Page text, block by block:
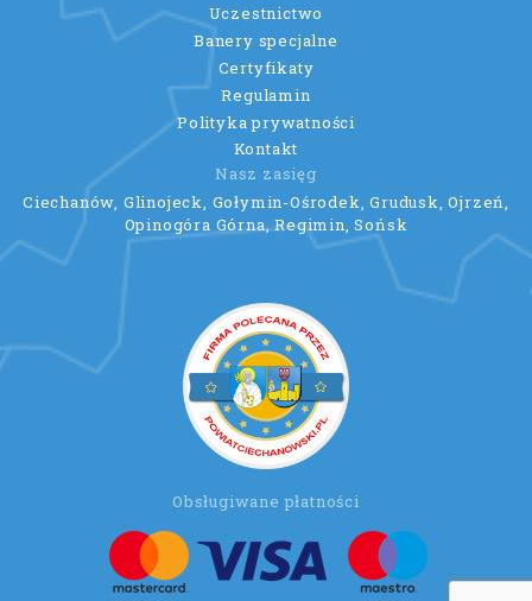
Uczestnictwo
Banery specjalne
Certyfikaty
Regulamin
Polityka prywatności
Kontakt
Nasz zasięg
Ciechanów, Glinojeck, Gołymin-Ośrodek, Grudusk, Ojrzeń,
Opinogóra Górna, Regimin, Sońsk
Obsługiwane płatności